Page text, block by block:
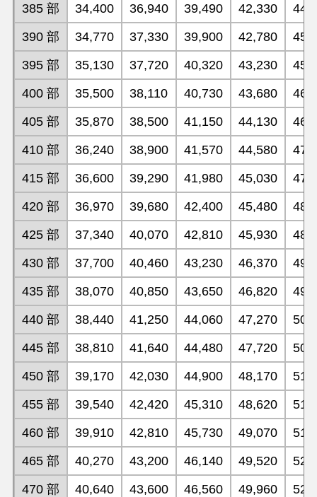
385 部
34,400 36,940 39,490 42,330
390 部
34,770 37,330 39,900 42,780
395 部
35,130 37,720 40,320 43,230
400 部
35,500 38,110 40,730 43,680
405 部
35,870 38,500 41,150 44,130
410 部
36,240 38,900 41,570 44,580
415 部
36,600 39,290 41,980 45,030
420 部
36,970 39,680 42,400 45,480
425 部
37,340 40,070 42,810 45,930
430 部
37,700 40,460 43,230 46,370
435 部
38,070 40,850 43,650 46,820
440 部
38,440 41,250 44,060 47,270
445 部
38,810 41,640 44,480 47,720
450 部
39,170 42,030 44,900 48,170
455 部
39,540 42,420 45,310 48,620
460 部
39,910 42,810 45,730 49,070
465 部
40,270 43,200 46,140 49,520
470 部
40,640 43,600 46,560 49,960